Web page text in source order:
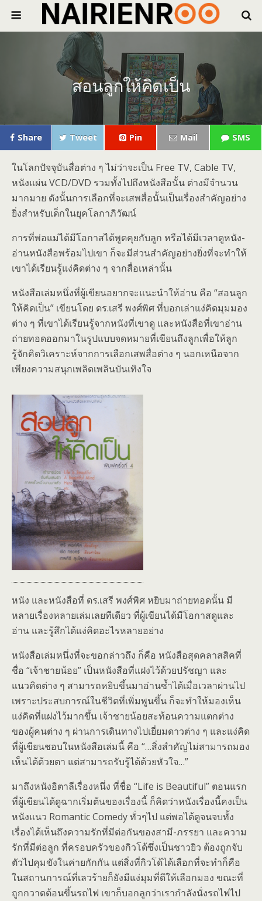
สอนลูกให้คิดเป็น
Share Tweet Pin Mail SMS
ในโลกปัจจุบันสื่อต่าง ๆ ไม่ว่าจะเป็น Free TV, Cable TV,
หนังแผ่น VCD/DVD รวมทั้งไปถึงหนังสือนั้น ต่างมีจำนวน
มากมาย ดังนั้นการเลือกที่จะเสพสื่อนั้นเป็นเรื่องสำคัญอย่าง
ยิ่งสำหรับเด็กในยุคโลกาภิวัฒน์
การที่พ่อแม่ได้มีโอกาสได้พูดคุยกับลูก หรือได้มีเวลาดูหนัง-
อ่านหนังสือพร้อมไปเขา ก็จะมีส่วนสำคัญอย่างยิ่งที่จะทำให้
เขาได้เรียนรู้แง่คิดต่าง ๆ จากสื่อเหล่านั้น
หนังสือเล่มหนึ่งที่ผู้เขียนอยากจะแนะนำให้อ่าน คือ “สอนลูก
ให้คิดเป็น” เขียนโดย ดร.เสรี พงศ์พิศ ที่บอกเล่าแง่คิดมุมมอง
ต่าง ๆ ที่เขาได้เรียนรู้จากหนังที่เขาดู และหนังสือที่เขาอ่าน
ถ่ายทอดออกมาในรูปแบบจดหมายที่เขียนถึงลูกเพื่อให้ลูก
รู้จักคิดวิเคราะห์จากการเลือกเสพสื่อต่าง ๆ นอกเหนือจาก
เพียงความสนุกเพลิดเพลินบันเทิงใจ
หนัง และหนังสือที่ ดร.เสรี พงศ์พิศ หยิบมาถ่ายทอดนั้น มี
หลายเรื่องหลายเล่มเลยทีเดียว ที่ผู้เขียนได้มีโอกาสดูและ
อ่าน และรู้สึกได้แง่คิดอะไรหลายอย่าง
หนังสือเล่มหนึ่งที่จะขอกล่าวถึง ก็คือ หนังสือสุดคลาสสิคที่
ชื่อ “เจ้าชายน้อย” เป็นหนังสือที่แฝงไว้ด้วยปรัชญา และ
แนวคิดต่าง ๆ สามารถหยิบขึ้นมาอ่านซ้ำได้เมื่อเวลาผ่านไป
เพราะประสบการณ์ในชีวิตที่เพิ่มพูนขึ้น ก็จะทำให้มองเห็น
แง่คิดที่แฝงไว้มากขึ้น เจ้าชายน้อยสะท้อนความแตกต่าง
ของผู้คนต่าง ๆ ผ่านการเดินทางไปเยี่ยมดาวต่าง ๆ และแง่คิด
ที่ผู้เขียนชอบในหนังสือเล่มนี้ คือ “…สิ่งสำคัญไม่สามารถมอง
เห็นได้ด้วยตา แต่สามารถรับรู้ได้ด้วยหัวใจ…”
มาถึงหนังอิตาลีเรื่องหนึ่ง ที่ชื่อ “Life is Beautiful” ตอนแรก
ที่ผู้เขียนได้ดูฉากเริ่มต้นของเรื่องนี้ ก็คิดว่าหนังเรื่องนี้คงเป็น
หนังแนว Romantic Comedy ทั่วๆไป แต่พอได้ดูจนจบทั้ง
เรื่องได้เห็นถึงความรักที่มีต่อกันของสามี-ภรรยา และความ
รักที่มีต่อลูก ที่ครอบครัวของกิวโด้ซึ่งเป็นชาวยิว ต้องถูกจับ
ตัวไปคุมขังในค่ายกักกัน แต่สิ่งที่กิวโด้ได้เลือกที่จะทำก็คือ
ในสถานการณ์ที่เลวร้ายก็ยังมีแง่มุมที่ดีให้เลือกมอง ขณะที่
ถูกกวาดต้อนขึ้นรถไฟ เขาก็บอกลูกว่าเรากำลังนั่งรถไฟไป